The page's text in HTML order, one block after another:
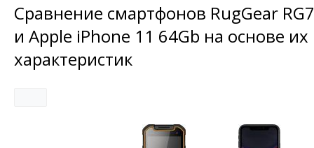
Сравнение смартфонов RugGear
и Apple iPhone 11 64Gb на основе их
характеристик